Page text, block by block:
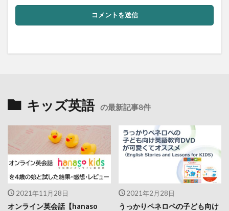
キッズ英語 の最新記事8件
2021年11月28日
オンライン英会話【hanaso
2021年2月28日
うっかりペネロペの子ども向け